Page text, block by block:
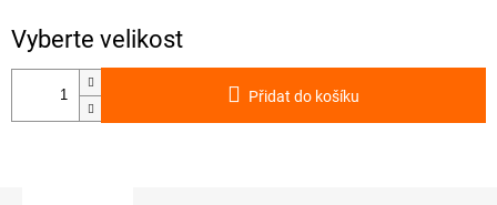
Přidat do košíku